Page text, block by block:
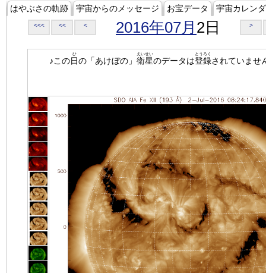
はやぶさの軌跡 宇宙からのメッセージ お宝データ 宇宙カレン
<<< << < 2016年07月 2日 >
♪この日
ひ
の「あけぼの」 衛星
えいせい
のデータは登録
とうろく
されていませ